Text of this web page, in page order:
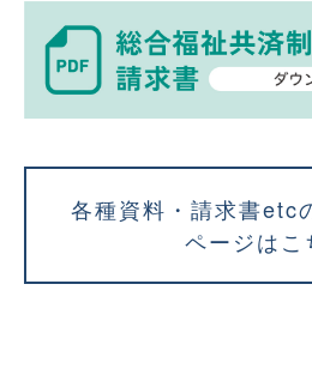
各種資料・請求書etc
ページはこ